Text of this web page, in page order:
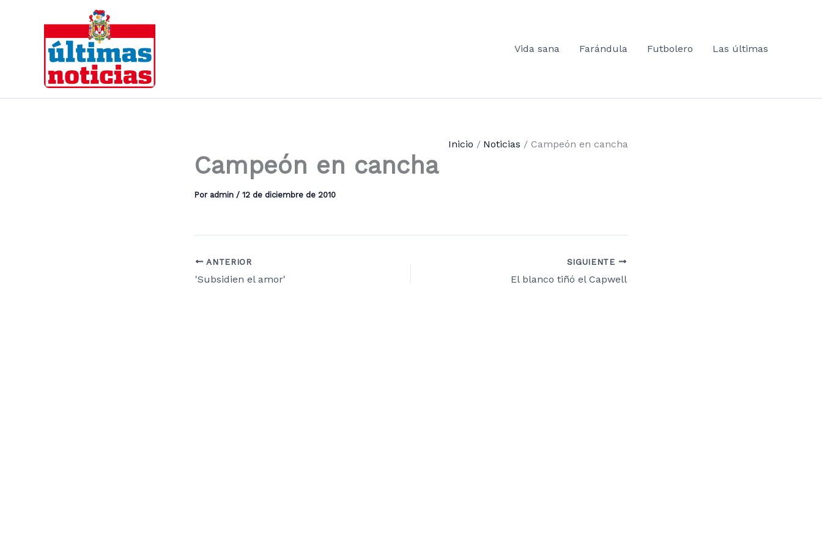
contenido
Vida sana
Farándula Futbolero Las últimas
Inicio Noticias Campeón en cancha
Campeón en cancha
Por admin / 12 de diciembre de 2010
ANTERIOR
'Subsidien el amor'
SIGUIENTE
El blanco tiñó el Capwell